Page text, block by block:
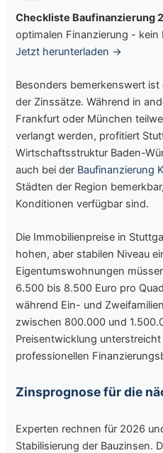
Checkliste Baufinanzierung
optimalen Finanzierung - kein
Jetzt herunterladen →
Besonders bemerkenswert
der Zinssätze. Während in
Frankfurt oder München
verlangt werden, profitiert
Wirtschaftsstruktur Baden-
auch bei der Baufinanzierung
Städten der Region
Konditionen verfügbar sind.
Die Immobilienpreise in
hohen, aber stabilen Niveau
Eigentumswohnungen
6.500 bis 8.500 Euro pro
während Ein- und
zwischen 800.000 und
Preisentwicklung
professionellen
Zinsprognose für die
Experten rechnen für 2026
Stabilisierung der Bauzinsen.